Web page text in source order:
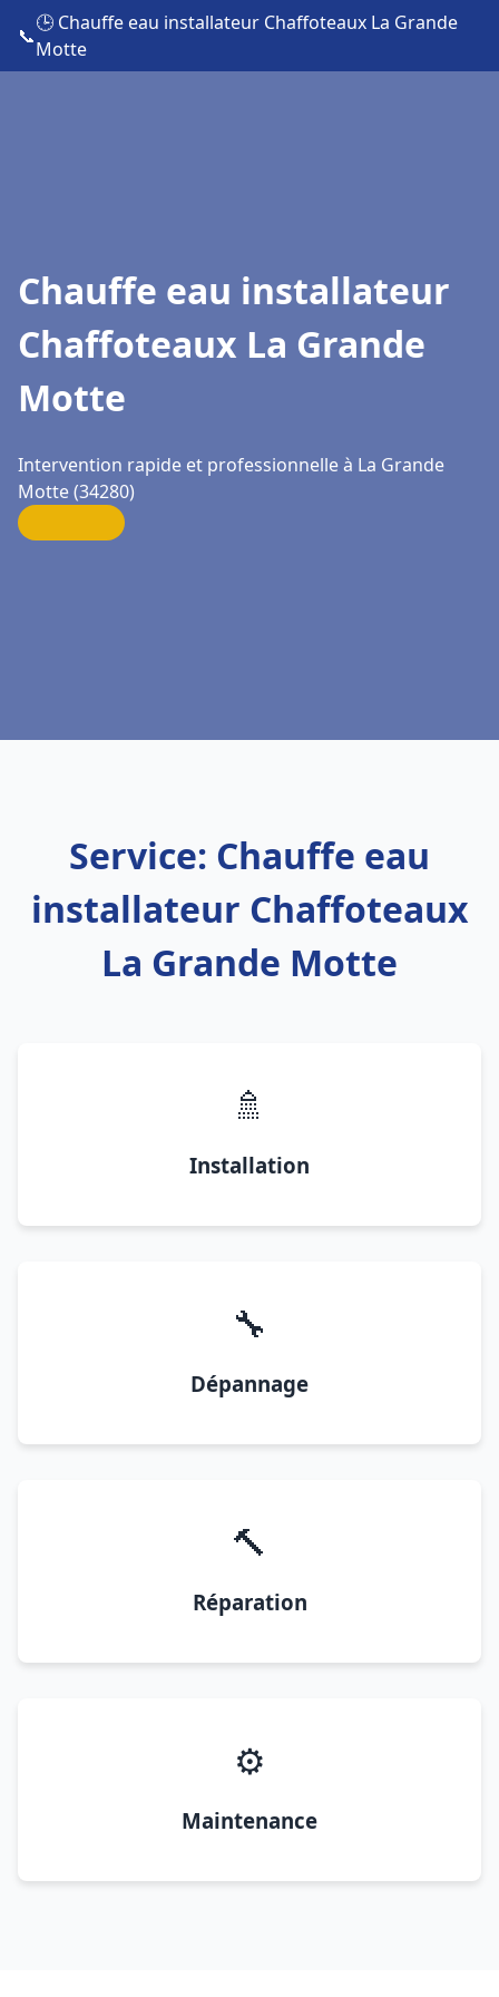
📞
🕒 Chauffe eau installateur Chaffoteaux La Grande
Motte
Chauffe eau installateur
Chaffoteaux La Grande
Motte
Intervention rapide et professionnelle à La Grande
Motte (34280)
Service: Chauffe eau
installateur Chaffoteaux
La Grande Motte
🚿
Installation
🔧
Dépannage
🔨
Réparation
⚙️
Maintenance